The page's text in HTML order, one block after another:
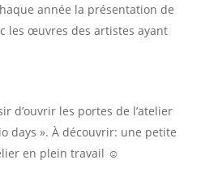
année la présentation de
les œuvres des artistes ayant
d’ouvrir les portes de l’atelier
days ». À découvrir: une petite
en plein travail ☺️